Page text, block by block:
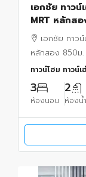
เอกชัย ทาวน์
MRT หลักส
ตร.ม.เหมาะ
เอกชัย ทาวน์
หลักสอง 850ม.
ทาวน์โฮม ทาวน์เ
3
ห้องนอน
2
ห้องน้ำ